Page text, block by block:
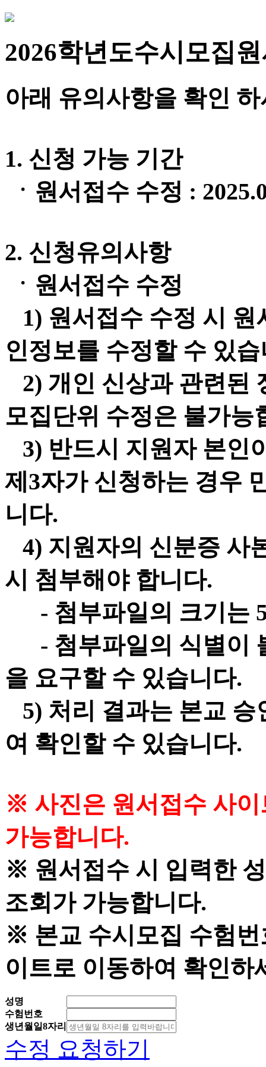
2026학년도수시모집
아래 유의사항을 확인
1. 신청 가능 기간
ㆍ원서접수 수정 :
2. 신청유의사항
ㆍ원서접수 수정
1) 원서접수 수정 시 원
인정보를 수정할 수 있
2) 개인 신상과 관련된
모집단위 수정은 불가능
3) 반드시 지원자 본인
제3자가 신청하는 경우
니다.
4) 지원자의 신분증 사
시 첨부해야 합니다.
- 첨부파일의 크기는
- 첨부파일의 식별이
을 요구할 수 있습니다.
5) 처리 결과는 본교 승
여 확인할 수 있습니다.
※ 사진은 원서접수 사
가능합니다.
※ 원서접수 시 입력한
조회가 가능합니다.
※ 본교 수시모집 수험
이트로 이동하여 확인하
성명
수험번호
생년월일8자리
수정 요청하기